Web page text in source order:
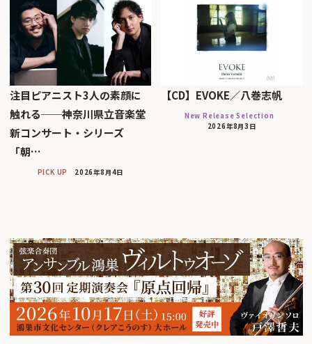
注目ピアニスト3人の素顔に
触れる──神奈川県立音楽堂
新コンサート・シリーズ
「朝…
PICK UP 2026年8月4日
【CD】EVOKE／八巻志帆
New Release Selection
2026年8月3日